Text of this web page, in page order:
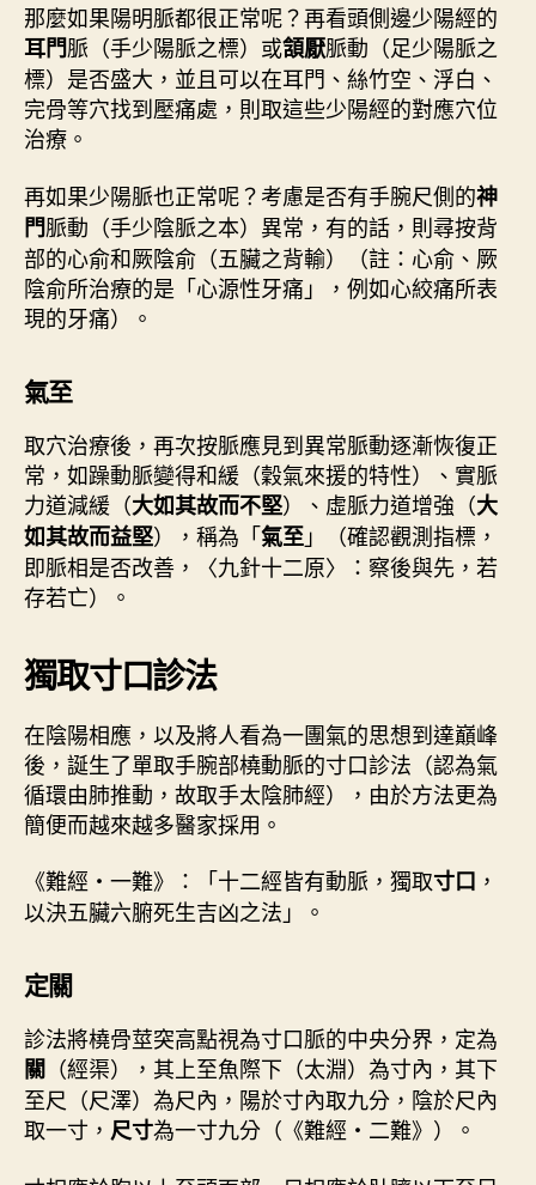
那麼如果陽明脈都很正常呢？再看頭側邊少陽經的
耳門脈（手少陽脈之標）或頷厭脈動（足少陽脈之
標）是否盛大，並且可以在耳門、絲竹空、浮白、
完骨等穴找到壓痛處，則取這些少陽經的對應穴位
治療。
再如果少陽脈也正常呢？考慮是否有手腕尺側的神
門脈動（手少陰脈之本）異常，有的話，則尋按背
部的心俞和厥陰俞（五臟之背輸）（註：心俞、厥
陰俞所治療的是「心源性牙痛」，例如心絞痛所表
現的牙痛）。
氣至
取穴治療後，再次按脈應見到異常脈動逐漸恢復正
常，如躁動脈變得和緩（穀氣來援的特性）、實脈
力道減緩（大如其故而不堅）、虛脈力道增強（大
如其故而益堅），稱為「氣至」（確認觀測指標，
即脈相是否改善，〈九針十二原〉：察後與先，若
存若亡）。
獨取寸口診法
在陰陽相應，以及將人看為一團氣的思想到達巔峰
後，誕生了單取手腕部橈動脈的寸口診法（認為氣
循環由肺推動，故取手太陰肺經），由於方法更為
簡便而越來越多醫家採用。
《難經・一難》：「十二經皆有動脈，獨取寸口 ，
以決五臟六腑死生吉凶之法」。
定關
診法將橈骨莖突高點視為寸口脈的中央分界，定為
關 （經渠），其上至魚際下（太淵）為寸內，其下
至尺（尺澤）為尺內，陽於寸內取九分，陰於尺內
取一寸， 尺寸為一寸九分（《難經・二難》）。